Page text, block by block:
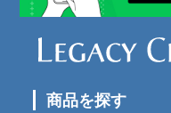
商品を探す